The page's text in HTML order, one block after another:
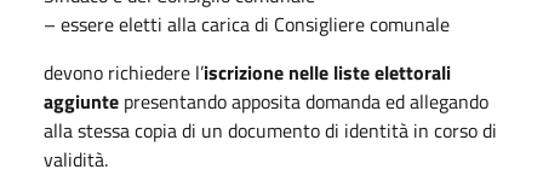
– essere eletti alla carica di Consigliere comunale
devono richiedere l’iscrizione nelle liste elettorali
aggiunte presentando apposita domanda ed allegando
alla stessa copia di un documento di identità in corso di
validità.